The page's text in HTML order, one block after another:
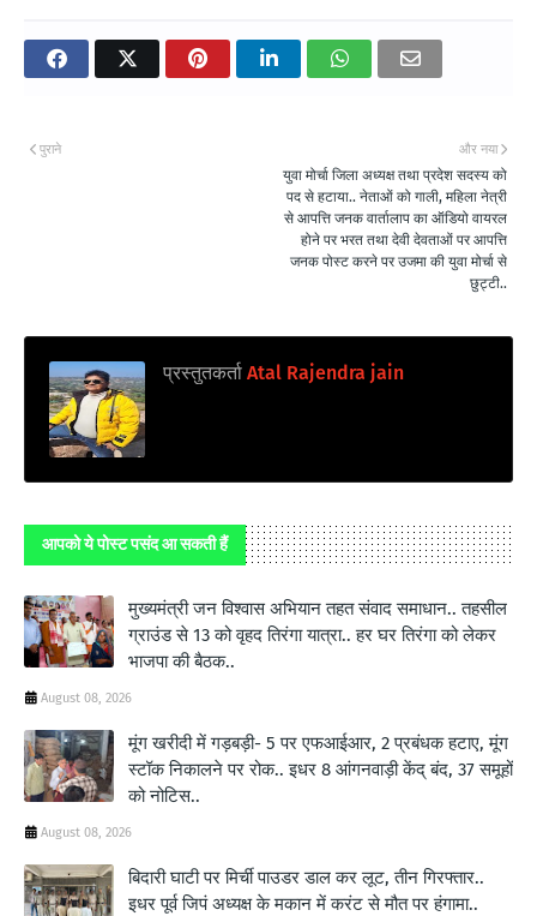
और नया
युवा मोर्चा जिला अध्यक्ष तथा प्रदेश सदस्य को
पद से हटाया.. नेताओं को गाली, महिला नेत्री
से आपत्ति जनक वार्तालाप का ऑडियो वायरल
होने पर भरत तथा देवी देवताओं पर आपत्ति
जनक पोस्ट करने पर उजमा की युवा मोर्चा से
छुट्टी..
पुराने
प्रस्तुतकर्ता Atal Rajendra jain
आपको ये पोस्ट पसंद आ सकती हैं
मुख्यमंत्री जन विश्वास अभियान तहत संवाद समाधान.. तहसील
ग्राउंड से 13 को वृहद तिरंगा यात्रा.. हर घर तिरंगा को लेकर
भाजपा की बैठक..
August 08, 2026
मूंग खरीदी में गड़बड़ी- 5 पर एफआईआर, 2 प्रबंधक हटाए, मूंग
स्टॉक निकालने पर रोक.. इधर 8 आंगनवाड़ी केंद् बंद, 37 समूहों
को नोटिस..
August 08, 2026
बिदारी घाटी पर मिर्ची पाउडर डाल कर लूट, तीन गिरफ्तार..
इधर पूर्व जिपं अध्यक्ष के मकान में करंट से मौत पर हंगामा..